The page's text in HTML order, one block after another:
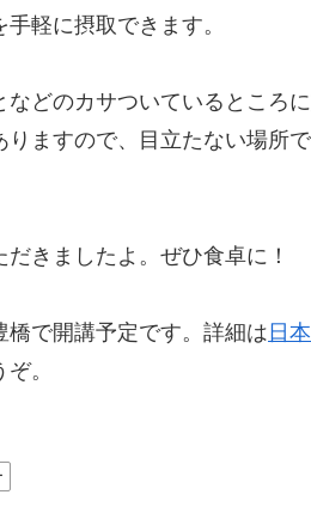
軽に摂取できます。
どのカサついているところ
ますので、目立たない場所
きましたよ。ぜひ食卓に！
で開講予定です。詳細は 日
。